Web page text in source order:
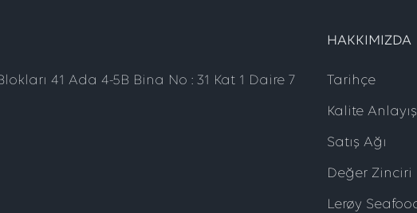
41 Ada 4-5B Bina No : 31 Kat 1 Daire 7
HAKKIMIZDA
Tarihçe
Kalite
Satış Ağı
Değer Zinciri
Lerøy